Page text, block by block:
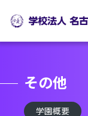
その他
学園概要